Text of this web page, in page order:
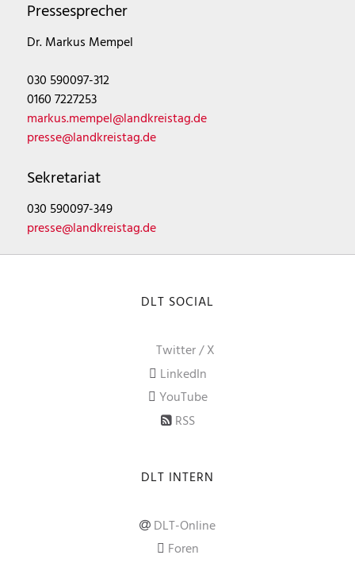
Pressesprecher
Dr. Markus Mempel
030 590097-312
0160 7227253
markus.mempel@landkreistag.de
presse@landkreistag.de
Sekretariat
030 590097-349
presse@landkreistag.de
DLT SOCIAL
Twitter / X
LinkedIn
YouTube
RSS
DLT INTERN
DLT-Online
Foren